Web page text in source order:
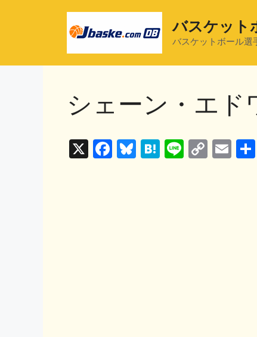
ツ
バスケット
バスケットボール選
シェーン・エド
X
F
Bl H
Li C
E